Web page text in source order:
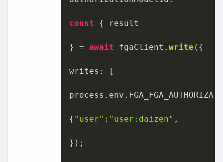
const { result
} = await fgaClient. write ({
writes : [
process. env .
{ "user" : "user:daizen" ,
});